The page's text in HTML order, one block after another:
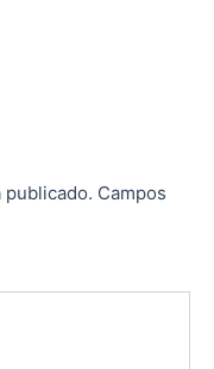
publicado. Campos